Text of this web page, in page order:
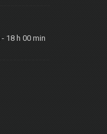
- 18 h 00 min